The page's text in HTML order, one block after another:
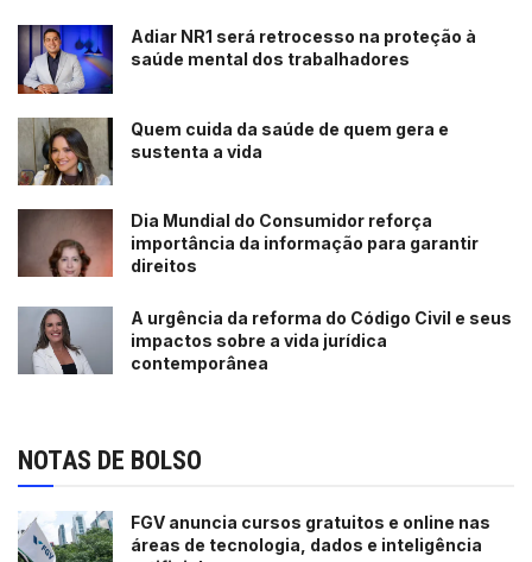
Adiar NR1 será retrocesso na proteção à
saúde mental dos trabalhadores
Quem cuida da saúde de quem gera e
sustenta a vida
Dia Mundial do Consumidor reforça
importância da informação para garantir
direitos
A urgência da reforma do Código Civil e seus
impactos sobre a vida jurídica
contemporânea
NOTAS DE BOLSO
FGV anuncia cursos gratuitos e online nas
áreas de tecnologia, dados e inteligência